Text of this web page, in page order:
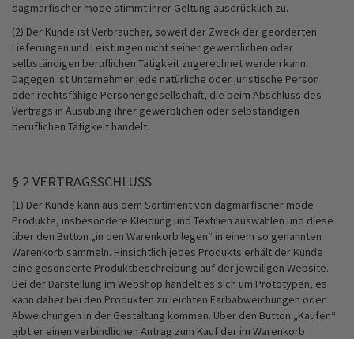
dagmarfischer mode stimmt ihrer Geltung ausdrücklich zu.
(2) Der Kunde ist Verbraucher, soweit der Zweck der georderten
Lieferungen und Leistungen nicht seiner gewerblichen oder
selbständigen beruflichen Tätigkeit zugerechnet werden kann.
Dagegen ist Unternehmer jede natürliche oder juristische Person
oder rechtsfähige Personengesellschaft, die beim Abschluss des
Vertrags in Ausübung ihrer gewerblichen oder selbständigen
beruflichen Tätigkeit handelt.
§ 2 VERTRAGSSCHLUSS
(1) Der Kunde kann aus dem Sortiment von dagmarfischer mode
Produkte, insbesondere Kleidung und Textilien auswählen und diese
über den Button „in den Warenkorb legen“ in einem so genannten
Warenkorb sammeln. Hinsichtlich jedes Produkts erhält der Kunde
eine gesonderte Produktbeschreibung auf der jeweiligen Website.
Bei der Darstellung im Webshop handelt es sich um Prototypen, es
kann daher bei den Produkten zu leichten Farbabweichungen oder
Abweichungen in der Gestaltung kommen. Über den Button „Kaufen“
gibt er einen verbindlichen Antrag zum Kauf der im Warenkorb